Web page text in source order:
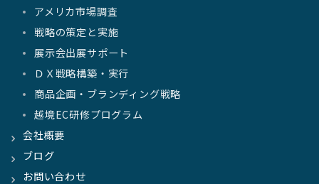
アメリカ市場調査
戦略の策定と実施
展示会出展サポート
ＤＸ戦略構築・実行
商品企画・ブランディング戦略
越境EC研修プログラム
会社概要
ブログ
お問い合わせ